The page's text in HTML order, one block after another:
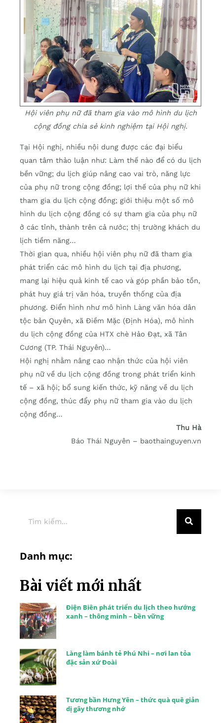
Hội viên phụ nữ đã tham gia vào mô hình du lịch
cộng đồng chia sẻ kinh nghiệm tại Hội nghị.
Tại Hội nghị, nhiều nội dung được các đại biểu
quan tâm thảo luận như: Làm thế nào để có du lịch
bền vững; du lịch giúp nâng cao vai trò, năng lực
của phụ nữ trong cộng đồng; lợi thế của phụ nữ khi
tham gia du lịch cộng đồng; giới thiệu một số mô
hình du lịch cộng đồng có sự tham gia của phụ nữ
ở các tỉnh, thành trên cả nước; thị trường khách du
lịch tiềm năng…
Thời gian qua, nhiều hội viên phụ nữ đã tham gia
phát triển các mô hình du lịch tại địa phương,
mang lại hiệu quả kinh tế cao và góp phần bảo tồn,
phát huy giá trị văn hóa, truyền thống của địa
phương. Điển hình như mô hình Làng văn hóa dân
tộc bản Quyên, xã Điềm Mặc (Định Hóa), mô hình
du lịch cộng đồng của HTX chè Hảo Đạt, xã Tân
Cương (TP. Thái Nguyên)…
Hội nghị nhằm nâng cao nhận thức của hội viên
phụ nữ về du lịch cộng đồng trong phát triển kinh
tế – xã hội; bổ sung kiến thức, kỹ năng về du lịch
cộng đồng, thúc đẩy phụ nữ tham gia vào du lịch
cộng đồng…
Thu Hà
Báo Thái Nguyên – baothainguyen.vn
Danh mục:
Bài viết mới nhất
Điện Biên phát triển du lịch theo hướng
xanh – thông minh – bền vững
Làng làm bánh tẻ Phú Nhi – nơi lan tỏa
đặc sản xứ Đoài
Tương bần Hưng Yên – thức quà quê giản
dị gây thương nhớ